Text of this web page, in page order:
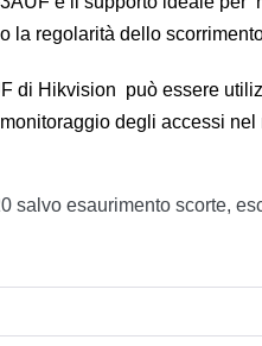
la regolarità dello
di Hikvision può essere
degli accessi
salvo esaurimento scorte,